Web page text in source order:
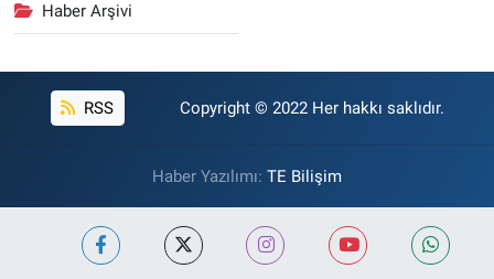
Haber Arşivi
RSS Copyright © 2022 Her hakkı saklıdır.
Haber Yazılımı: TE Bilişim